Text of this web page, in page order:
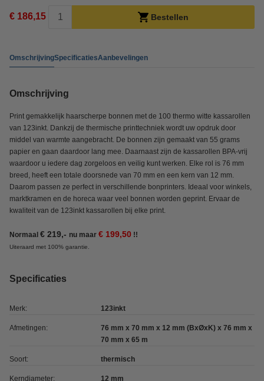
€ 186,15 Bestellen
OmschrijvingSpecificatiesAanbevelingen
Omschrijving
Print gemakkelijk haarscherpe bonnen met de 100 thermo witte kassarollen
van 123inkt. Dankzij de thermische printtechniek wordt uw opdruk door
middel van warmte aangebracht. De bonnen zijn gemaakt van 55 grams
papier en gaan daardoor lang mee. Daarnaast zijn de kassarollen BPA-vrij
waardoor u iedere dag zorgeloos en veilig kunt werken. Elke rol is 76 mm
breed, heeft een totale doorsnede van 70 mm en een kern van 12 mm.
Daarom passen ze perfect in verschillende bonprinters. Ideaal voor winkels,
marktkramen en de horeca waar veel bonnen worden geprint. Ervaar de
kwaliteit van de 123inkt kassarollen bij elke print.
Normaal € 219,- nu maar € 199,50 !!
Uiteraard met 100% garantie.
Specificaties
Merk: 123inkt
Afmetingen:
76 mm x 70 mm x 12 mm (BxØxK) x 76 mm x
70 mm x 65 m
Soort: thermisch
Kerndiameter: 12 mm